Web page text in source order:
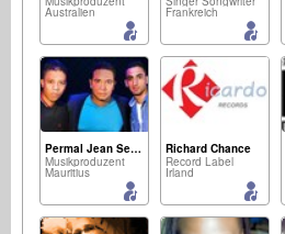
Australien Frankreich
Permal Jean Sebastien
Musikproduzent
Mauritius
Richard Chance
Record Label
Irland